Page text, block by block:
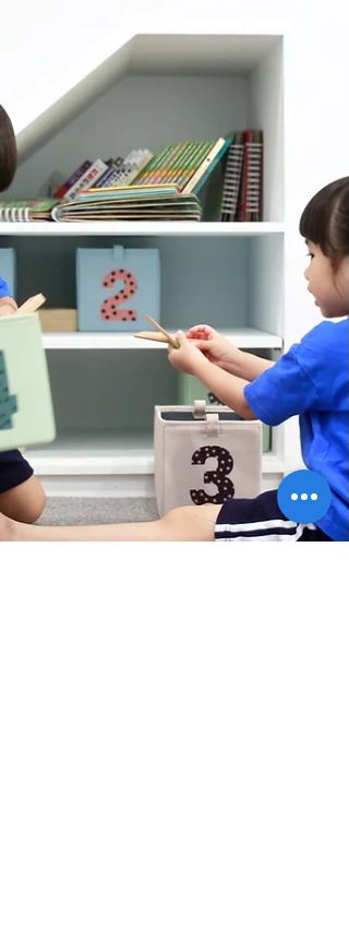
在小松鼠體操，我們常常看到孩子最迷人的一
面，不是動作完成得多標準，而是他從需要依
到敢獨立挑戰，那一刻眼神裡閃爍的光，才是
珍貴的禮物。